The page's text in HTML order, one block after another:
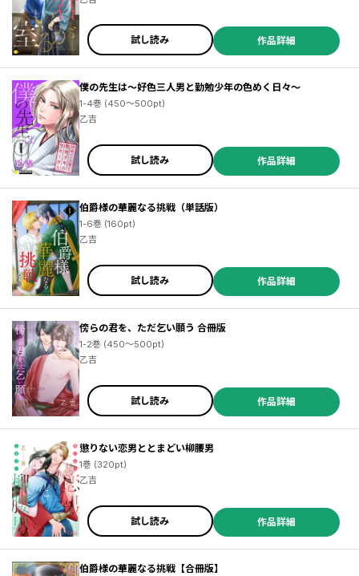
試し読み 作品詳細
僕の先生は～好色三人男と勤勉少年の色めく日々～
1-4巻 (450～500pt)
乙吉
試し読み 作品詳細
伯爵様の華麗なる挑戦（単話版）
1-6巻 (160pt)
乙吉
試し読み 作品詳細
傍らの君を、ただ乞い願う 合冊版
1-2巻 (450～500pt)
乙吉
試し読み 作品詳細
懲りない恋男ととまどい柳腰男
1巻 (320pt)
乙吉
試し読み 作品詳細
伯爵様の華麗なる挑戦【合冊版】